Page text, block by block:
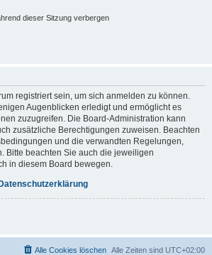
dieser Sitzung verbergen
registriert sein, um sich anmelden zu können.
Augenblicken erledigt und ermöglicht es
zuzugreifen. Die Board-Administration kann
zusätzliche Berechtigungen zuweisen. Beachten
und die verwandten Regelungen,
Bitte beachten Sie auch die jeweiligen
in diesem Board bewegen.
Alle Zeiten sind UTC+02:00
Alle Cookies löschen